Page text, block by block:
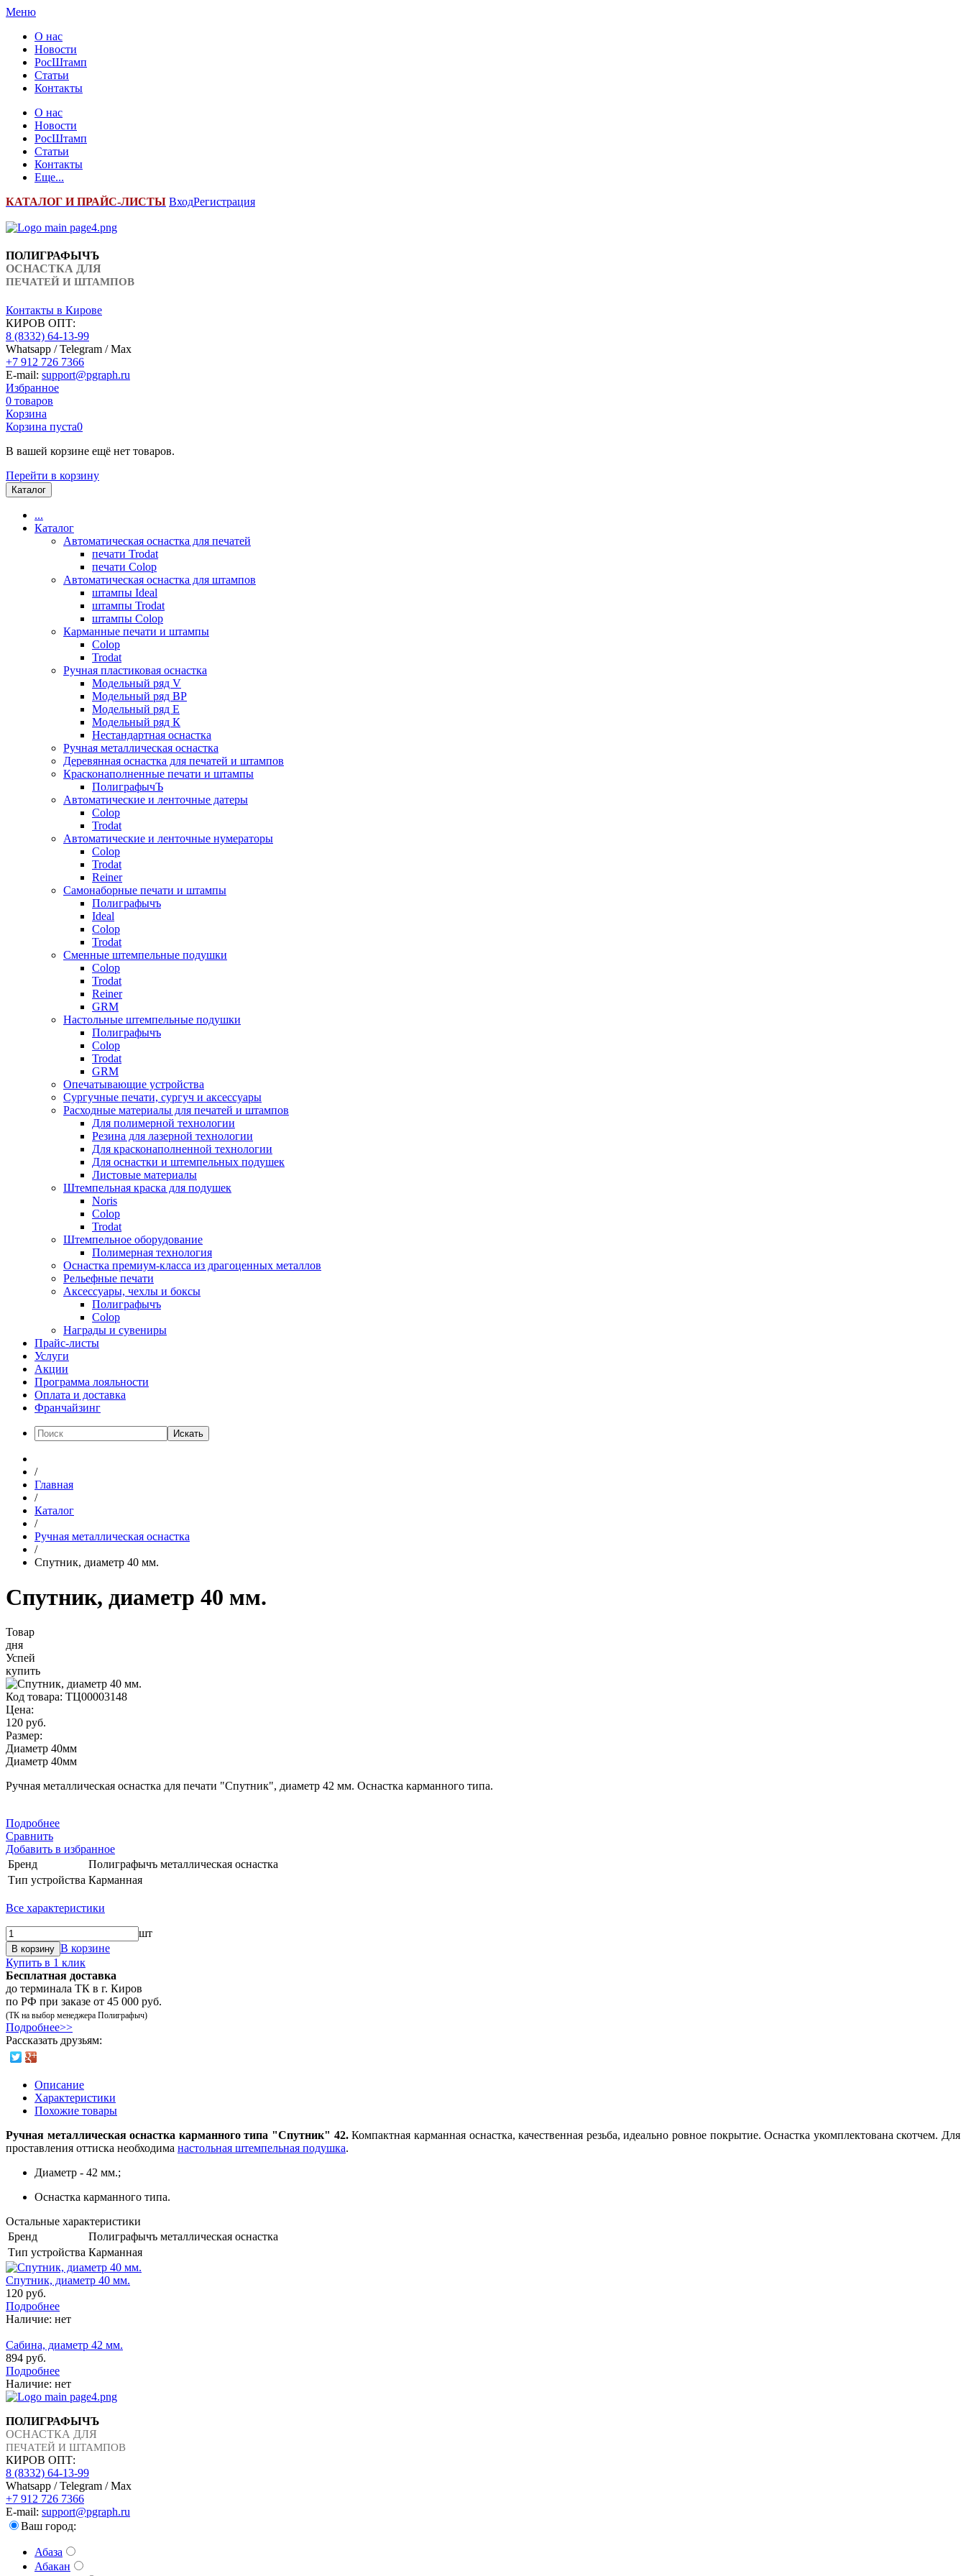
Меню
О нас
Новости
РосШтамп
Статьи
Контакты
О нас
Новости
РосШтамп
Статьи
Контакты
Еще...
КАТАЛОГ И ПРАЙС-ЛИСТЫ ВходРегистрация
ПОЛИГРАФЫЧЪ
ОСНАСТКА ДЛЯ
ПЕЧАТЕЙ И ШТАМПОВ
Контакты в Кирове
КИРОВ ОПТ:
8 (8332) 64-13-99
Whatsapp / Telegram / Max
+7 912 726 7366
E-mail: support@pgraph.ru
Избранное
0 товаров
Корзина
Корзина пуста0
В вашей корзине ещё нет товаров.
Перейти в корзину
Каталог
...
Каталог
Автоматическая оснастка для печатей
печати Trodat
печати Colop
Автоматическая оснастка для штампов
штампы Ideal
штампы Trodat
штампы Colop
Карманные печати и штампы
Colop
Trodat
Ручная пластиковая оснастка
Модельный ряд V
Модельный ряд ВР
Модельный ряд Е
Модельный ряд К
Нестандартная оснастка
Ручная металлическая оснастка
Деревянная оснастка для печатей и штампов
Красконаполненные печати и штампы
ПолиграфычЪ
Автоматические и ленточные датеры
Colop
Trodat
Автоматические и ленточные нумераторы
Colop
Trodat
Reiner
Самонаборные печати и штампы
Полиграфычъ
Ideal
Colop
Trodat
Сменные штемпельные подушки
Colop
Trodat
Reiner
GRM
Настольные штемпельные подушки
Полиграфычъ
Colop
Trodat
GRM
Опечатывающие устройства
Сургучные печати, сургуч и аксессуары
Расходные материалы для печатей и штампов
Для полимерной технологии
Резина для лазерной технологии
Для красконаполненной технологии
Для оснастки и штемпельных подушек
Листовые материалы
Штемпельная краска для подушек
Noris
Colop
Trodat
Штемпельное оборудование
Полимерная технология
Оснастка премиум-класса из драгоценных металлов
Рельефные печати
Аксессуары, чехлы и боксы
Полиграфычъ
Colop
Награды и сувениры
Прайс-листы
Услуги
Акции
Программа лояльности
Оплата и доставка
Франчайзинг
Искать
/
Главная
/
Каталог
/
Ручная металлическая оснастка
/
Спутник, диаметр 40 мм.
Спутник, диаметр 40 мм.
Товар
дня
Успей
купить
Код товара: ТЦ00003148
Цена:
120 руб.
Размер:
Диаметр 40мм
Диаметр 40мм
Ручная металлическая оснастка для печати "Спутник", диаметр 42 мм. Оснастка карманного типа.
Подробнее
Сравнить
Добавить в избранное
Бренд
Полиграфычъ металлическая оснастка
Тип устройства Карманная
Все характеристики
шт
В корзину В корзине
Купить в 1 клик
Бесплатная доставка
до терминала ТК в г. Киров
по РФ при заказе от 45 000 руб.
(ТК на выбор менеджера Полиграфыч)
Подробнее>>
Рассказать друзьям:
Описание
Характеристики
Похожие товары
Ручная металлическая оснастка карманного типа "Спутник" 42.Компактная карманная оснастка, качественная резьба, идеально ровное покрытие. Оснастка укомплектована скотчем. Для
проставления оттиска необходима настольная штемпельная подушка.
Диаметр - 42 мм.;
Оснастка карманного типа.
Остальные характеристики
Бренд
Полиграфычъ металлическая оснастка
Тип устройства Карманная
Спутник, диаметр 40 мм.
120 руб.
Подробнее
Наличие: нет
Сабина, диаметр 42 мм.
894 руб.
Подробнее
Наличие: нет
ПОЛИГРАФЫЧЪ
ОСНАСТКА ДЛЯ
ПЕЧАТЕЙ И ШТАМПОВ
КИРОВ ОПТ:
8 (8332) 64-13-99
Whatsapp / Telegram / Max
+7 912 726 7366
E-mail: support@pgraph.ru
Ваш город:
Абаза
Абакан